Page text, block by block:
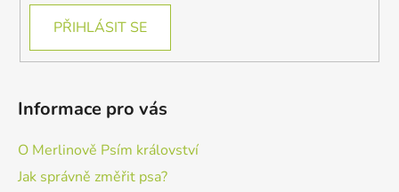
PŘIHLÁSIT SE
Informace pro vás
O Merlinově Psím království
Jak správně změřit psa?